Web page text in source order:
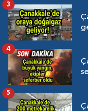
3
4
5